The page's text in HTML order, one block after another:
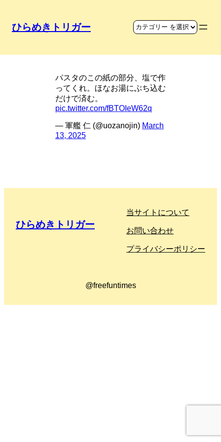
ひらめきトリガー
パスタのこの紙の部分、塩で作
ってくれ。ほなお湯にぶち込む
だけで済む。
pic.twitter.com/fBTOIeW62q
— 軍艦 仁 (@uozanojin) March
13, 2025
ひらめきトリガー
当サイトについて
お問い合わせ
プライバシーポリシー
@freefuntimes